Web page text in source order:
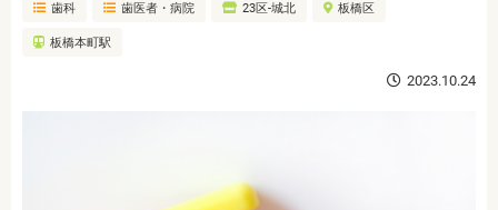
美容・健康
歯科 歯医者・病院 23区-城北 板橋区
板橋本町駅
2023.10.24